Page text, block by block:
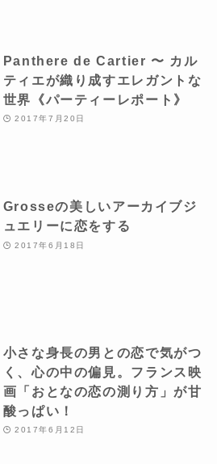
Panthere de Cartier 〜 カル
ティエが織り成すエレガントな
世界《パーティーレポート》
2017年7月20日
Grosseの美しいアーカイブジ
ュエリーに恋をする
2017年6月18日
小さな身長の男との恋で気がつ
く、心の中の偏見。フランス映
画「おとなの恋の測り方」が甘
酸っぱい！
2017年6月12日